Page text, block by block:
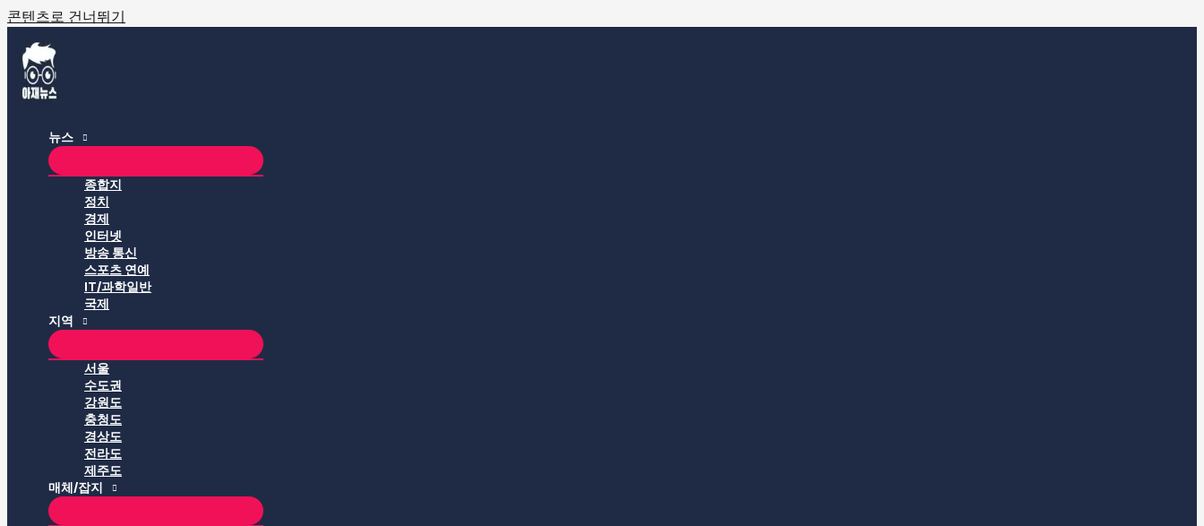
콘텐츠로 건너뛰기
뉴스
종합지
정치
경제
인터넷
방송 통신
스포츠 연예
IT/과학일반
국제
지역
서울
수도권
강원도
충청도
경상도
전라도
제주도
매체/잡지